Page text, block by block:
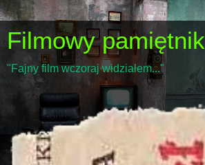
Filmowy pamiętnik
"Fajny film wczoraj widziałem..."